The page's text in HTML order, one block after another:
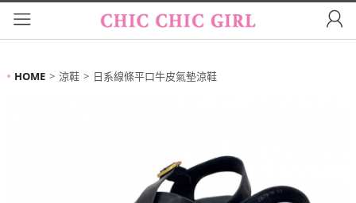
HOME 涼鞋 日系線條平口牛皮氣墊涼鞋